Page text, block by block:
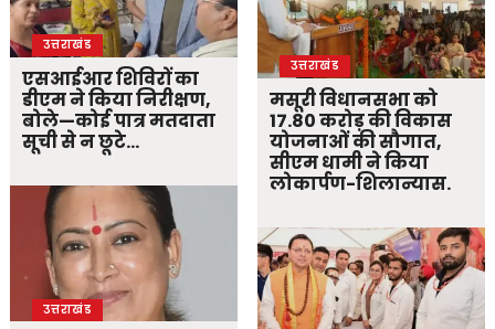
उत्तराखंड
एसआईआर शिविरों का
डीएम ने किया निरीक्षण,
बोले—कोई पात्र मतदाता
सूची से न छूटे…
उत्तराखंड
उत्तराखंड
मसूरी विधानसभा को
17.80 करोड़ की विकास
योजनाओं की सौगात,
सीएम धामी ने किया
लोकार्पण-शिलान्यास.